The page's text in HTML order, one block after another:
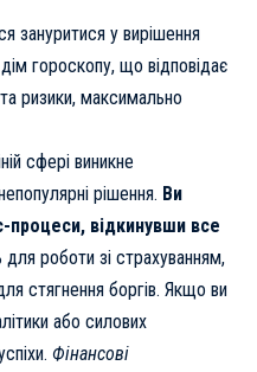
зануритися у вирішення
гороскопу, що відповідає
ризики, максимально
сфері виникне
рішення. Ви
процеси, відкинувши все
роботи зі страхуванням,
стягнення боргів. Якщо ви
або силових
Фінансові